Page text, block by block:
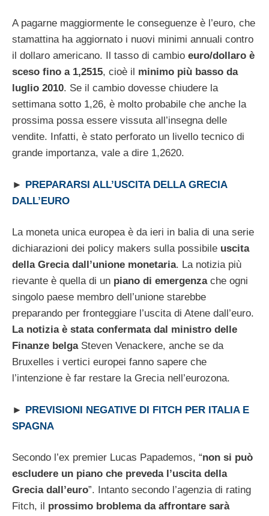
A pagarne maggiormente le conseguenze è l’euro, che
stamattina ha aggiornato i nuovi minimi annuali contro
il dollaro americano. Il tasso di cambio euro/dollaro è
sceso fino a 1,2515, cioè il minimo più basso da
luglio 2010. Se il cambio dovesse chiudere la
settimana sotto 1,26, è molto probabile che anche la
prossima possa essere vissuta all’insegna delle
vendite. Infatti, è stato perforato un livello tecnico di
grande importanza, vale a dire 1,2620.
► PREPARARSI ALL’USCITA DELLA GRECIA
DALL’EURO
La moneta unica europea è da ieri in balia di una serie
dichiarazioni dei policy makers sulla possibile uscita
della Grecia dall’unione monetaria. La notizia più
rievante è quella di un piano di emergenza che ogni
singolo paese membro dell’unione starebbe
preparando per fronteggiare l’uscita di Atene dall’euro.
La notizia è stata confermata dal ministro delle
Finanze belga Steven Venackere, anche se da
Bruxelles i vertici europei fanno sapere che
l’intenzione è far restare la Grecia nell’eurozona.
► PREVISIONI NEGATIVE DI FITCH PER ITALIA E
SPAGNA
Secondo l’ex premier Lucas Papademos, “non si può
escludere un piano che preveda l’uscita della
Grecia dall’euro”. Intanto secondo l’agenzia di rating
Fitch, il prossimo broblema da affrontare sarà